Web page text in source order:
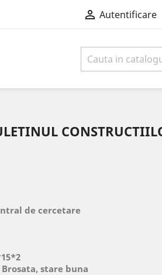
 Autentificare
de cercetare
Brosata, stare buna